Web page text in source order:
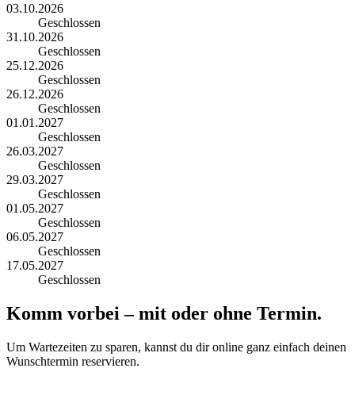
03.10.2026
Geschlossen
31.10.2026
Geschlossen
25.12.2026
Geschlossen
26.12.2026
Geschlossen
01.01.2027
Geschlossen
26.03.2027
Geschlossen
29.03.2027
Geschlossen
01.05.2027
Geschlossen
06.05.2027
Geschlossen
17.05.2027
Geschlossen
Komm vorbei – mit oder ohne Termin.
Um Wartezeiten zu sparen, kannst du dir online ganz einfach deinen
Wunschtermin reservieren.